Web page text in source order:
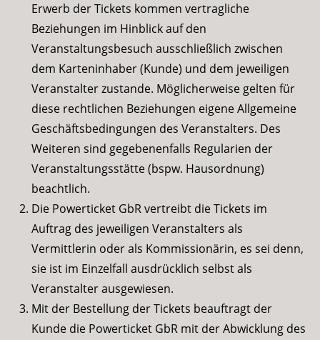
Erwerb der Tickets kommen vertragliche
Beziehungen im Hinblick auf den
Veranstaltungsbesuch ausschließlich zwischen
dem Karteninhaber (Kunde) und dem jeweiligen
Veranstalter zustande. Möglicherweise gelten für
diese rechtlichen Beziehungen eigene Allgemeine
Geschäftsbedingungen des Veranstalters. Des
Weiteren sind gegebenenfalls Regularien der
Veranstaltungsstätte (bspw. Hausordnung)
beachtlich.
Die Powerticket GbR vertreibt die Tickets im
Auftrag des jeweiligen Veranstalters als
Vermittlerin oder als Kommissionärin, es sei denn,
sie ist im Einzelfall ausdrücklich selbst als
Veranstalter ausgewiesen.
Mit der Bestellung der Tickets beauftragt der
Kunde die Powerticket GbR mit der Abwicklung des